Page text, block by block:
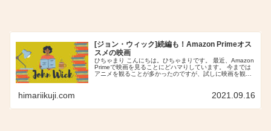
[ジョン・ウィック]続編も！Amazon Primeオス
スメの映画
ひちゃまり こんにちは。ひちゃまりです。 最近、Amazon
Primeで映画を見ることにどハマりしています。 今までは
アニメを観ることが多かったのですが、試しに映画を観て
himariikuji.com 2021.09.16